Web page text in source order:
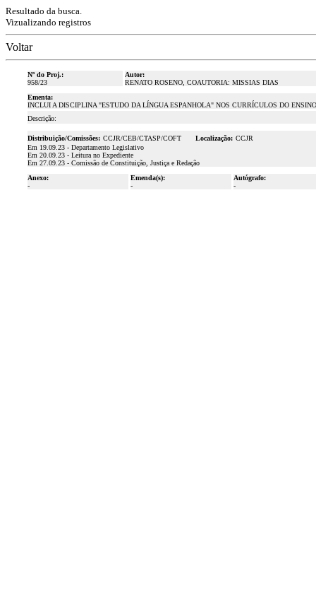
Resultado da busca.
Vizualizando registros
Voltar
Nº do Proj.:
958/23
Autor:
RENATO ROSENO, COAUTORIA: MISSIAS DIAS
Ementa:
INCLUI A DISCIPLINA "ESTUDO DA LÍNGUA ESPANHOLA" NOS CURRÍCULOS DO
Descrição:
Distribuição/Comissões: CCJR/CEB/CTASP/COFT Localização: CCJR
Em 19.09.23 - Departamento Legislativo
Em 20.09.23 - Leitura no Expediente
Em 27.09.23 - Comissão de Constituição, Justiça e Redação
Anexo:
-
Emenda(s):
-
Autógrafo:
-